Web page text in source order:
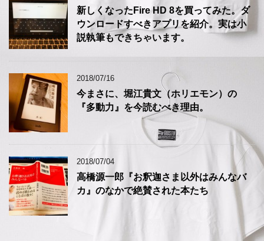
新しくなったFire HD 8を買ってみた。ダ
ウンロードすべきアプリを紹介。実は小
説執筆もできちゃいます。
2018/07/16
今まさに、堀江貴文（ホリエモン）の
『多動力』を今読むべき理由。
2018/07/04
高橋源一郎『お釈迦さま以外はみんなバ
カ』のなかで絶賛された本たち